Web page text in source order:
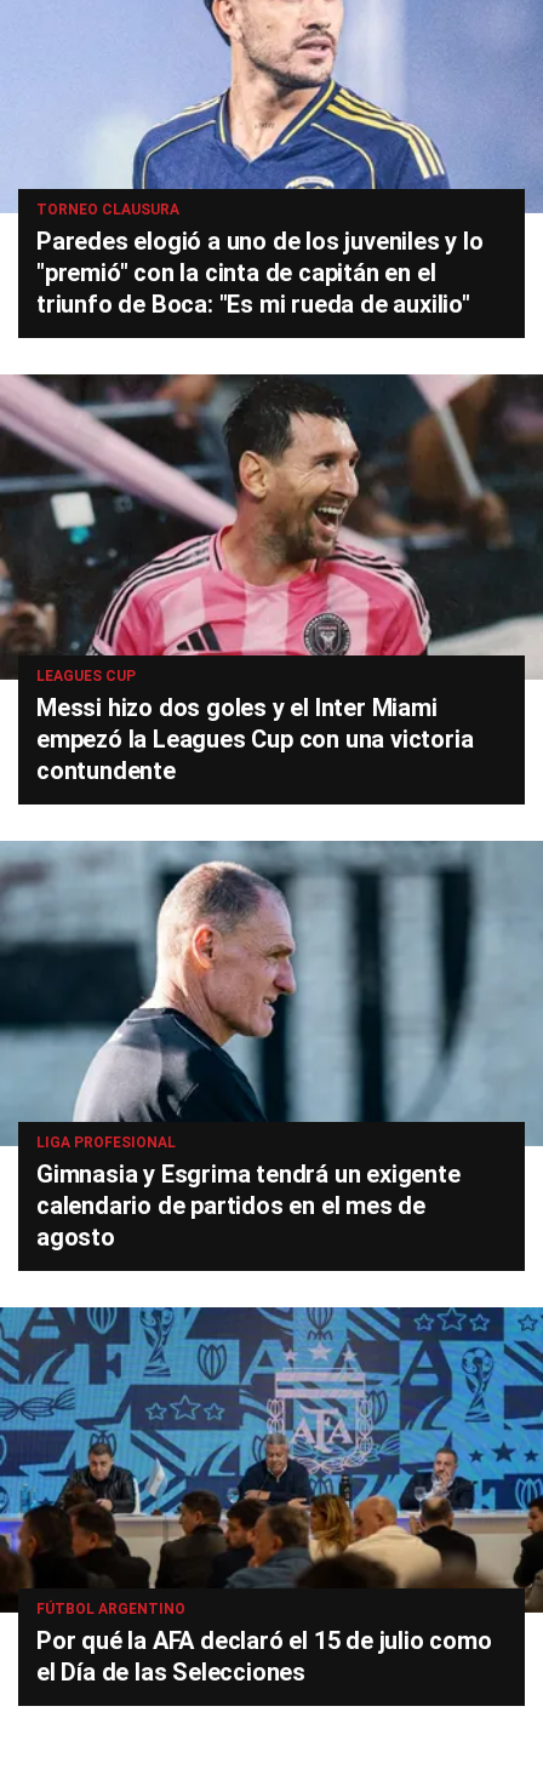
TORNEO CLAUSURA
Paredes elogió a uno de los juveniles y lo
"premió" con la cinta de capitán en el
triunfo de Boca: "Es mi rueda de auxilio"
LEAGUES CUP
Messi hizo dos goles y el Inter Miami
empezó la Leagues Cup con una victoria
contundente
LIGA PROFESIONAL
Gimnasia y Esgrima tendrá un exigente
calendario de partidos en el mes de
agosto
FÚTBOL ARGENTINO
Por qué la AFA declaró el 15 de julio como
el Día de las Selecciones